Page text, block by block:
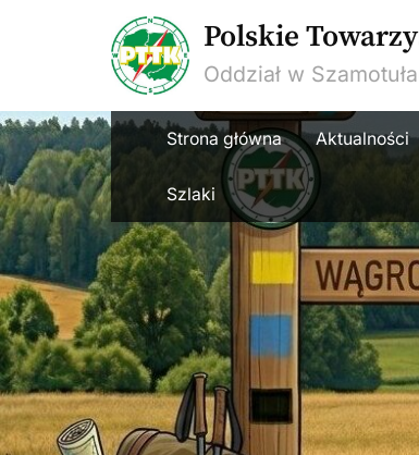
Polskie
Oddział w
Strona główna Aktualności
Szlaki